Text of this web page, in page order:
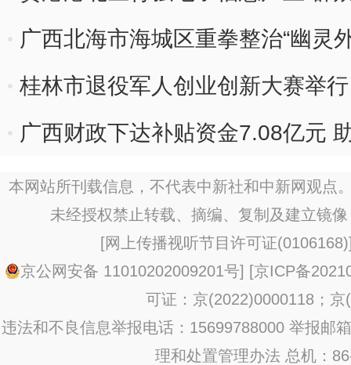
广西北海市海城区重拳整治“幽灵
桂林市退役军人创业创新大赛举行
广西财政下达补贴资金7.08亿元
本网站所刊载信息，不代表中新社和中新网观点
未经授权禁止转载、摘编、复制及建立镜
[网上传播视听节目许可证(0106168)
京公网安备 11010202009201号] [京ICP备
可证：京(2022)0000118；京
违法和不良信息举报电话：15699788000 举报邮
理和处置管理办法 总机：